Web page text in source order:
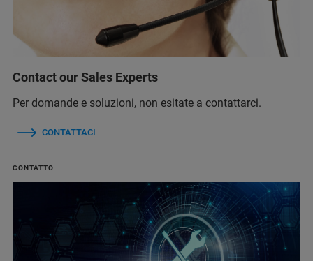
Contact our Sales Experts
Per domande e soluzioni, non esitate a contattarci.
CONTATTACI
CONTATTO